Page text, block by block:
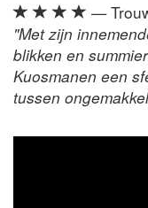
—
"Met zijn
blikken en
Kuosmanen een
tussen